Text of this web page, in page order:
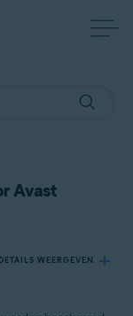
Avast
DETAILS WEERGEVEN